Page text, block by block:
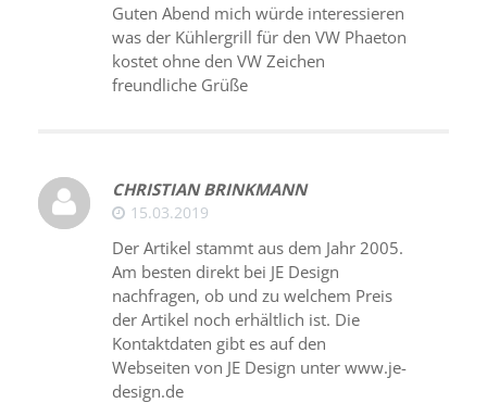
Guten Abend mich würde interessieren
was der Kühlergrill für den VW Phaeton
kostet ohne den VW Zeichen
freundliche Grüße
CHRISTIAN BRINKMANN
15.03.2019
Der Artikel stammt aus dem Jahr 2005.
Am besten direkt bei JE Design
nachfragen, ob und zu welchem Preis
der Artikel noch erhältlich ist. Die
Kontaktdaten gibt es auf den
Webseiten von JE Design unter www.je-
design.de